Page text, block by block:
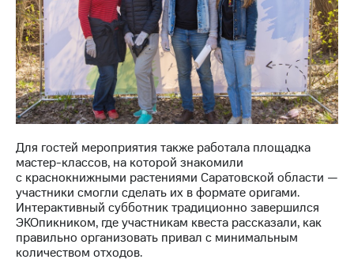
Описание
Программа
приобретения
Порядок
выкупа
акций
Дивиденды
Рынок
облигаций
Описание
Еврооблигации-2023
Уведомление
о
погашении
именных
облигаций
Для гостей мероприятия также работала площадка
мастер-классов, на которой знакомили
с краснокнижными растениями Саратовской области —
участники смогли сделать их в формате оригами.
Интерактивный субботник традиционно завершился
ЭКОпикником, где участникам квеста рассказали, как
правильно организовать привал с минимальным
количеством отходов.